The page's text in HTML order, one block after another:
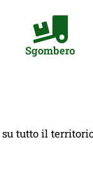
Sgombero
su tutto il